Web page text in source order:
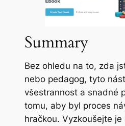
Summary
Bez ohledu na to, zda
nebo pedagog, tyto
všestrannost a snadné
tomu, aby byl proces
hračkou. Vyzkoušejte